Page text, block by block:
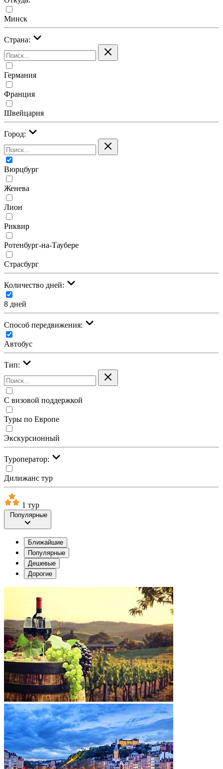
Минск
Страна:
Германия
Франция
Швейцария
Город:
Вюрцбург
Женева
Лион
Риквир
Ротенбург-на-Таубере
Страсбург
Количество дней:
8 дней
Cпособ передвижения:
Автобус
Тип:
С визовой поддержкой
Туры по Европе
Экскурсионный
Туроператор:
Дилижанс тур
1 тур
Популярные
Ближайшие
Популярные
Дешевые
Дорогие